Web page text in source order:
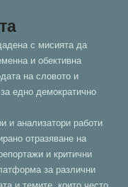
с мисията да
и обективна
на словото и
едно демократично
и анализатори работи
отразяване на
и критични
за различни